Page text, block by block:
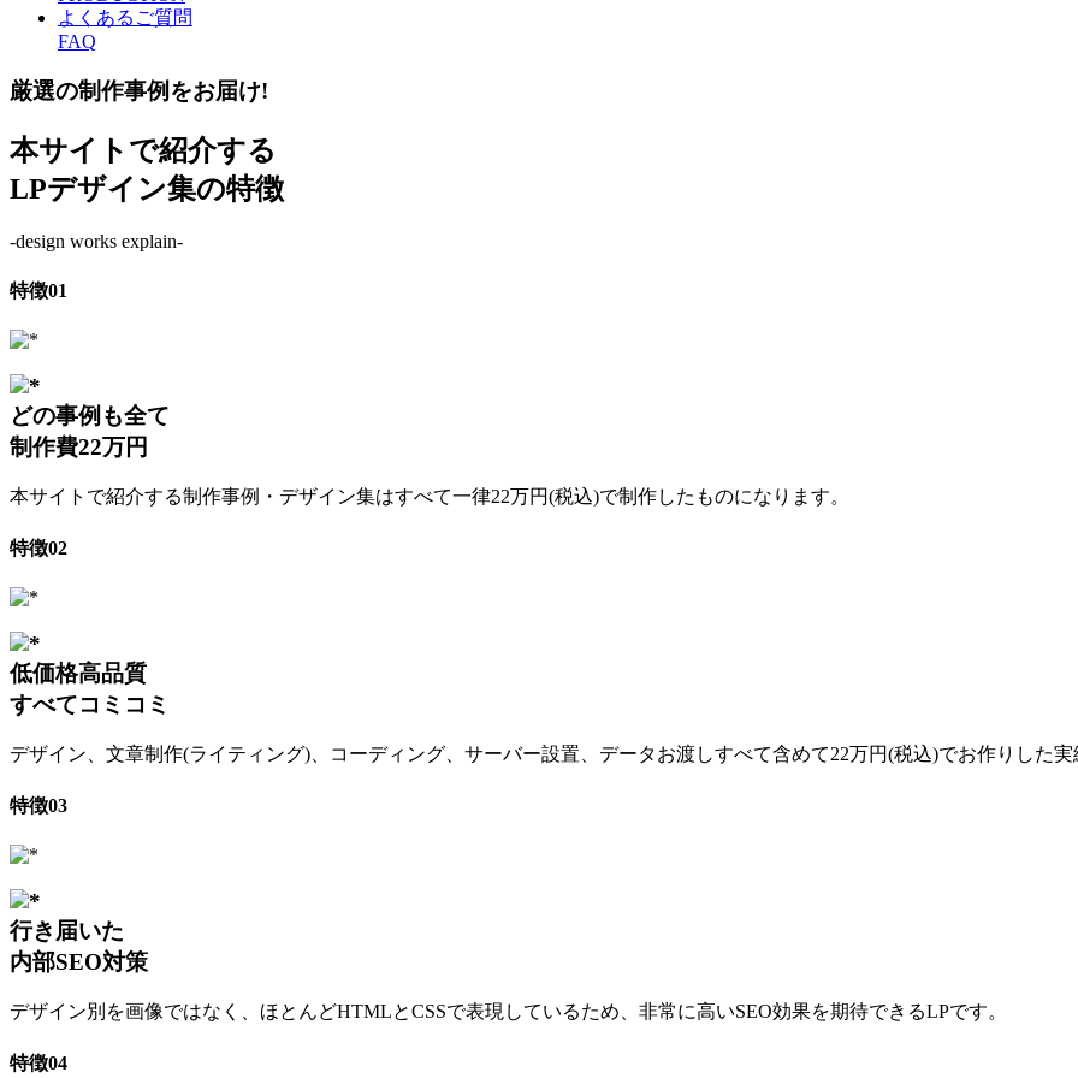
よくあるご質問
FAQ
厳選の制作事例をお届け!
本サイトで紹介する
LPデザイン集の特徴
-design works explain-
特徴01
どの事例も全て
制作費22万円
本サイトで紹介する制作事例・デザイン集はすべて一律22万円(税込)で制作したものになります。
特徴02
低価格高品質
すべてコミコミ
デザイン、文章制作(ライティング)、コーディング、サーバー設置、データお渡しすべて含めて22万円(税込)でお作りした
特徴03
行き届いた
内部SEO対策
デザイン別を画像ではなく、ほとんどHTMLとCSSで表現しているため、非常に高いSEO効果を期待できるLPです。
特徴04